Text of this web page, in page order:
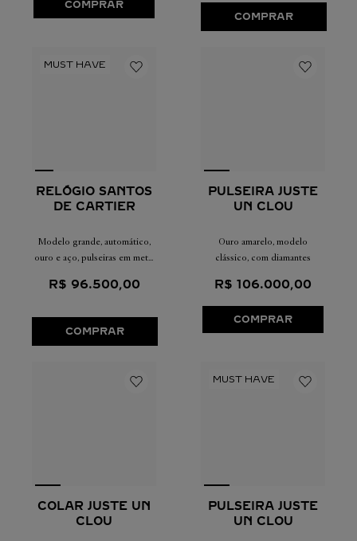
COMPRAR
COMPRAR
RELÓGIO SANTOS
DE CARTIER
Modelo grande, automático,
ouro e aço, pulseiras em metal
R$ 96.500,00
COMPRAR
PULSEIRA JUSTE
UN CLOU
Ouro amarelo, modelo
clássico, com diamantes
R$ 106.000,00
COMPRAR
COLAR JUSTE UN
CLOU
PULSEIRA JUSTE
UN CLOU